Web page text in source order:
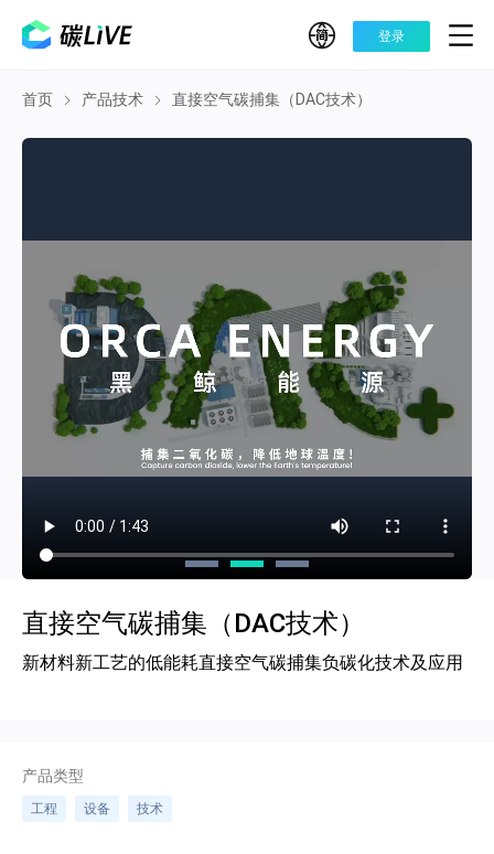
登录
社区应用
个人信息
我的收藏
消息中心
知识AI PC 小程序
只看中文内容
自动翻译内容至中文
保持内容为源语言
首页 产品技术 直接空气碳捕集（DAC技术）
直接空气碳捕集（DAC技术）
新材料新工艺的低能耗直接空气碳捕集负碳化技术及应用
产品类型
工程 设备 技术